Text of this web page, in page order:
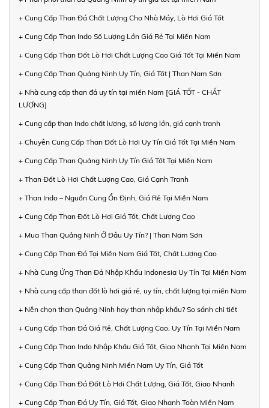
+ Cung Cấp Than Đá Chất Lượng Cho Nhà Máy, Lò Hơi Giá Tốt
+ Cung Cấp Than Indo Số Lượng Lớn Giá Rẻ Tại Miền Nam
+ Cung Cấp Than Đốt Lò Hơi Chất Lượng Cao Giá Tốt Tại Miền Nam
+ Cung Cấp Than Quảng Ninh Uy Tín, Giá Tốt | Than Nam Sơn
+ Nhà cung cấp than đá uy tín tại miền Nam [GIÁ TỐT - CHẤT
LƯỢNG]
+ Cung cấp than Indo chất lượng, số lượng lớn, giá cạnh tranh
+ Chuyên Cung Cấp Than Đốt Lò Hơi Uy Tín Giá Tốt Tại Miền Nam
+ Cung Cấp Than Quảng Ninh Uy Tín Giá Tốt Tại Miền Nam
+ Than Đốt Lò Hơi Chất Lượng Cao, Giá Cạnh Tranh
+ Than Indo – Nguồn Cung Ổn Định, Giá Rẻ Tại Miền Nam
+ Cung Cấp Than Đốt Lò Hơi Giá Tốt, Chất Lượng Cao
+ Mua Than Quảng Ninh Ở Đâu Uy Tín? | Than Nam Sơn
+ Cung Cấp Than Đá Tại Miền Nam Giá Tốt, Chất Lượng Cao
+ Nhà Cung Ứng Than Đá Nhập Khẩu Indonesia Uy Tín Tại Miền Nam
+ Nhà cung cấp than đốt lò hơi giá rẻ, uy tín, chất lượng tại miền Nam
+ Nên chọn than Quảng Ninh hay than nhập khẩu? So sánh chi tiết
+ Cung Cấp Than Đá Giá Rẻ, Chất Lượng Cao, Uy Tín Tại Miền Nam
+ Cung Cấp Than Indo Nhập Khẩu Giá Tốt, Giao Nhanh Tại Miền Nam
+ Cung Cấp Than Quảng Ninh Miền Nam Uy Tín, Giá Tốt
+ Cung Cấp Than Đá Đốt Lò Hơi Chất Lượng, Giá Tốt, Giao Nhanh
+ Cung Cấp Than Đá Uy Tín, Giá Tốt, Giao Nhanh Toàn Miền Nam